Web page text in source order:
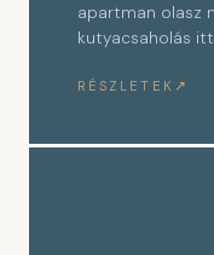
apartman olasz
kutyacsaholás
RÉSZLETEK